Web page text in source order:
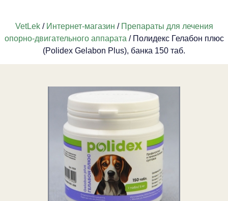
VetLek/ Интернет-магазин / Препараты для лечения
опорно-двигательного аппарата / Полидекс Гелабон плюс
(Polidex Gelabon Plus), банка 150 таб.